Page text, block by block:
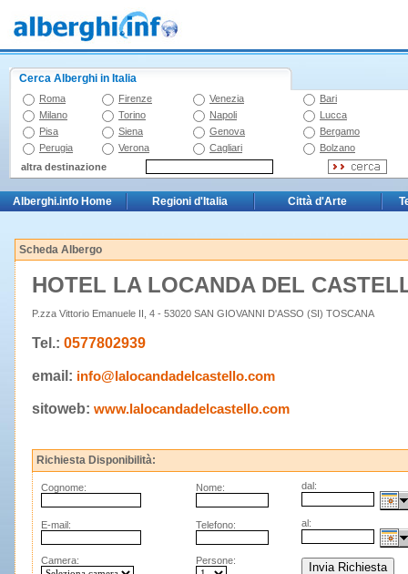
Cerca Alberghi in Italia
Roma Firenze Venezia
Bari
Milano
Torino Napoli
Lucca
Pisa
Siena Genova
Bergamo
Perugia
Verona Cagliari
Bolzano
altra destinazione
Alberghi.info Home Regioni d'Italia Città d'Arte
Scheda Albergo
HOTEL LA LOCANDA DEL
P.zza Vittorio Emanuele II, 4 - 53020 SAN GIOVANNI D'ASSO (SI) TOSCANA
Tel.: 0577802939
email: info@lalocandadelcastello.com
sitoweb: www.lalocandadelcastello.com
Richiesta Disponibilità:
Cognome: Nome: dal:
E-mail: Telefono: al:
Camera: Persone: